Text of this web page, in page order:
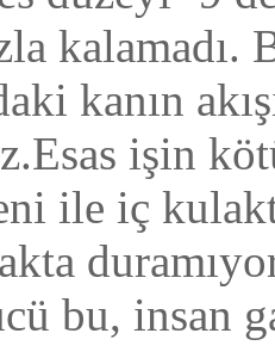
kalamadı.
kanın
işin
ile iç
bu, insan